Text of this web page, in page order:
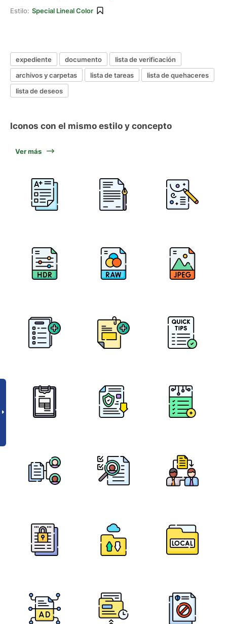
Estilo: Special Lineal Color
expediente documento
lista de verificación
archivos y carpetas
lista de tareas
lista de quehaceres
lista de deseos
Iconos con el mismo estilo y concepto
Ver más